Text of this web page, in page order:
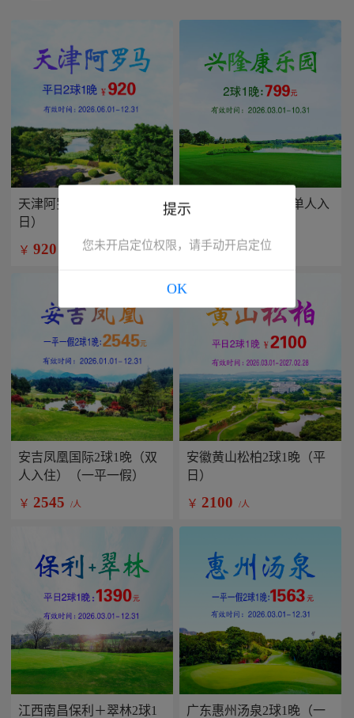
天津阿罗马2球1晚（平
日）
￥ 920
兴隆康乐园2球1晚(单人入
￥799 /人
安吉凤凰国际2球1晚（双
人入住）（一平一假）
￥ 2545 /人
安徽黄山松柏2球1晚（平
日）
￥ 2100 /人
江西南昌保利＋翠林2球1
广东惠州汤泉2球1晚（一
提示
您未开启定位权限，请手动开启定位
OK